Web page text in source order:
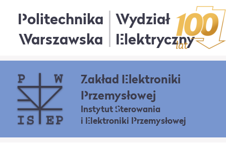
Politechnika
Warszawska
Wydział
Elektryczny
Zakład Elektroniki
Przemysłowej
Instytut Sterowania
i Elektroniki Przemysłowej